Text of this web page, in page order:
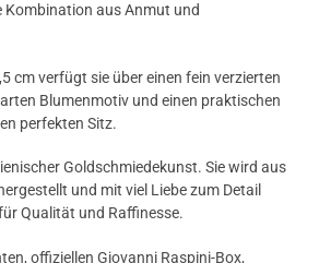
Kombination aus Anmut und
cm verfügt sie über einen fein verzierten
Blumenmotiv und einen praktischen
perfekten Sitz.
Goldschmiedekunst. Sie wird aus
und mit viel Liebe zum Detail
Qualität und Raffinesse.
offiziellen Giovanni Raspini-Box,